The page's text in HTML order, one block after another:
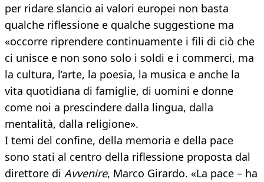
per ridare slancio ai valori europei non basta
qualche riflessione e qualche suggestione ma
«occorre riprendere continuamente i fili di ciò che
ci unisce e non sono solo i soldi e i commerci, ma
la cultura, l’arte, la poesia, la musica e anche la
vita quotidiana di famiglie, di uomini e donne
come noi a prescindere dalla lingua, dalla
mentalità, dalla religione».
I temi del confine, della memoria e della pace
sono stati al centro della riflessione proposta dal
direttore di Avvenire, Marco Girardo. «La pace – ha